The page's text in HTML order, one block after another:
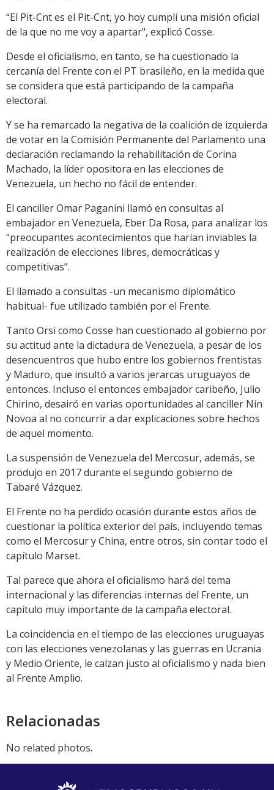
“El Pit-Cnt es el Pit-Cnt, yo hoy cumplí una misión oficial
de la que no me voy a apartar", explicó Cosse.
Desde el oficialismo, en tanto, se ha cuestionado la
cercanía del Frente con el PT brasileño, en la medida que
se considera que está participando de la campaña
electoral.
Y se ha remarcado la negativa de la coalición de izquierda
de votar en la Comisión Permanente del Parlamento una
declaración reclamando la rehabilitación de Corina
Machado, la líder opositora en las elecciones de
Venezuela, un hecho no fácil de entender.
El canciller Omar Paganini llamó en consultas al
embajador en Venezuela, Eber Da Rosa, para analizar los
“preocupantes acontecimientos que harían inviables la
realización de elecciones libres, democráticas y
competitivas”.
El llamado a consultas -un mecanismo diplomático
habitual- fue utilizado también por el Frente.
Tanto Orsi como Cosse han cuestionado al gobierno por
su actitud ante la dictadura de Venezuela, a pesar de los
desencuentros que hubo entre los gobiernos frentistas
y Maduro, que insultó a varios jerarcas uruguayos de
entonces. Incluso el entonces embajador caribeño, Julio
Chirino, desairó en varias oportunidades al canciller Nin
Novoa al no concurrir a dar explicaciones sobre hechos
de aquel momento.
La suspensión de Venezuela del Mercosur, además, se
produjo en 2017 durante el segundo gobierno de
Tabaré Vázquez.
El Frente no ha perdido ocasión durante estos años de
cuestionar la política exterior del país, incluyendo temas
como el Mercosur y China, entre otros, sin contar todo el
capítulo Marset.
Tal parece que ahora el oficialismo hará del tema
internacional y las diferencias internas del Frente, un
capítulo muy importante de la campaña electoral.
La coincidencia en el tiempo de las elecciones uruguayas
con las elecciones venezolanas y las guerras en Ucrania
y Medio Oriente, le calzan justo al oficialismo y nada bien
al Frente Amplio.
Relacionadas
No related photos.